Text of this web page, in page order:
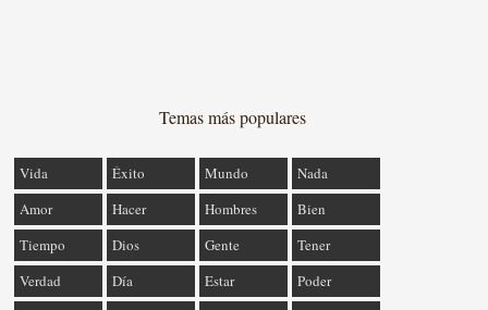
Temas más populares
Vida Éxito Mundo
Nada
Amor
Hacer Hombres
Bien
Tiempo
Dios Gente
Tener
Verdad
Día Estar
Poder